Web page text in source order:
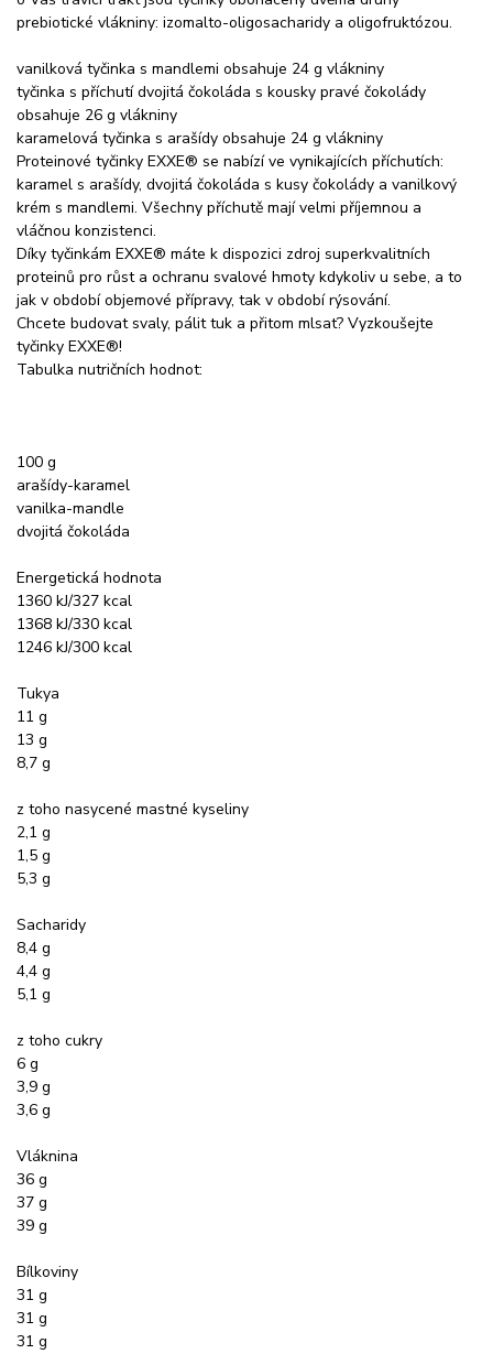
prebiotické vlákniny: izomalto-oligosacharidy a oligofruktózou.
vanilková tyčinka s mandlemi obsahuje 24 g vlákniny
tyčinka s příchutí dvojitá čokoláda s kousky pravé čokolády
obsahuje 26 g vlákniny
karamelová tyčinka s arašídy obsahuje 24 g vlákniny
Proteinové tyčinky EXXE® se nabízí ve vynikajících příchutích:
karamel s arašídy, dvojitá čokoláda s kusy čokolády a vanilkový
krém s mandlemi. Všechny příchutě mají velmi příjemnou a
vláčnou konzistenci.
Díky tyčinkám EXXE® máte k dispozici zdroj superkvalitních
proteinů pro růst a ochranu svalové hmoty kdykoliv u sebe, a to
jak v období objemové přípravy, tak v období rýsování.
Chcete budovat svaly, pálit tuk a přitom mlsat? Vyzkoušejte
tyčinky EXXE®!
Tabulka nutričních hodnot:
100 g
arašídy-karamel
vanilka-mandle
dvojitá čokoláda
Energetická hodnota
1360 kJ/327 kcal
1368 kJ/330 kcal
1246 kJ/300 kcal
Tukya
11 g
13 g
8,7 g
z toho nasycené mastné kyseliny
2,1 g
1,5 g
5,3 g
Sacharidy
8,4 g
4,4 g
5,1 g
z toho cukry
6 g
3,9 g
3,6 g
Vláknina
36 g
37 g
39 g
Bílkoviny
31 g
31 g
31 g